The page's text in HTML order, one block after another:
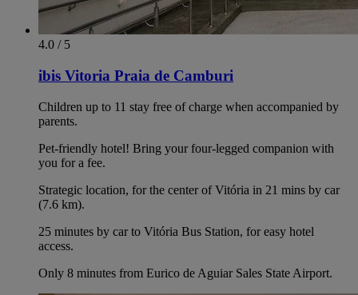
4.0 / 5
ibis Vitoria Praia de Camburi
Children up to 11 stay free of charge when accompanied by
parents.
Pet-friendly hotel! Bring your four-legged companion with
you for a fee.
Strategic location, for the center of Vitória in 21 mins by car
(7.6 km).
25 minutes by car to Vitória Bus Station, for easy hotel
access.
Only 8 minutes from Eurico de Aguiar Sales State Airport.